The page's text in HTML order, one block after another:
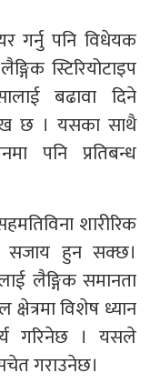
गर्नु पनि विधेयक
स्टिरियोटाइप
बढावा दिने
छ । यसका साथै
पनि प्रतिबन्ध
शारीरिक
सजाय हुन सक्छ।
लैङ्गिक समानता
विशेष ध्यान
गरिनेछ । यसले
गराउनेछ।